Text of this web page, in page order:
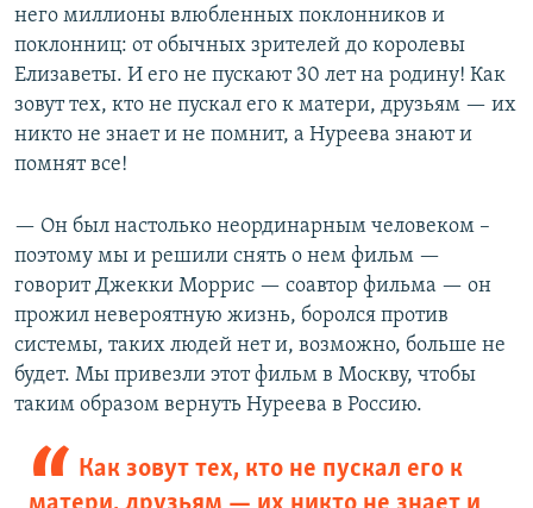
него миллионы влюбленных поклонников и
поклонниц: от обычных зрителей до королевы
Елизаветы. И его не пускают 30 лет на родину! Как
зовут тех, кто не пускал его к матери, друзьям — их
никто не знает и не помнит, а Нуреева знают и
помнят все!
— Он был настолько неординарным человеком –
поэтому мы и решили снять о нем фильм —
говорит Джекки Моррис — соавтор фильма — он
прожил невероятную жизнь, боролся против
системы, таких людей нет и, возможно, больше не
будет. Мы привезли этот фильм в Москву, чтобы
таким образом вернуть Нуреева в Россию.
Как зовут тех, кто не пускал его к